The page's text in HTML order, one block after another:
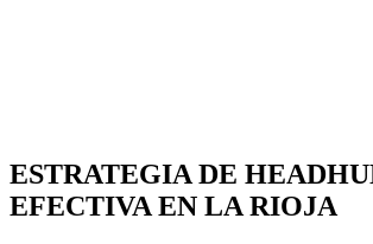
ESTRATEGIA DE
EFECTIVA EN LA RIOJA